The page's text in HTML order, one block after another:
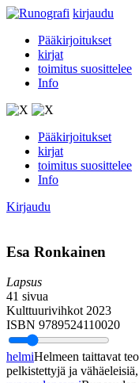
kirjaudu
Pääkirjoitukset
kirjat
toimitus suosittelee
Info
Pääkirjoitukset
kirjat
toimitus suosittelee
Info
Kirjaudu
Esa Ronkainen
Lapsus
41 sivua
Kulttuurivihkot 2023
ISBN 9789524110020
helmiHelmeen taittavat
pelkistettyjä ja